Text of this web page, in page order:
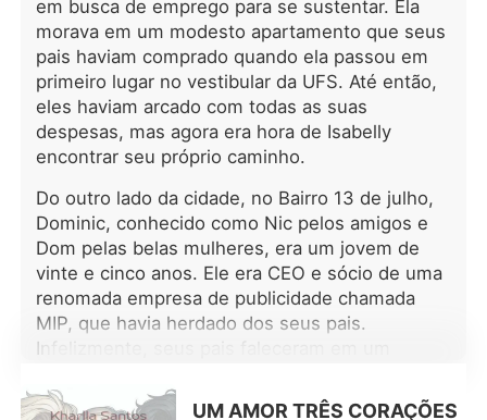
feridos. Ela estava por conta própria
há vários anos, tendo escapado de
sua antiga matilha e seguido seu
próprio caminho no mundo, com a
esperança de um dia retornar às suas
raízes e se tornar a médica mais
renomada. Warren Hill era um Alfa,
envolvido nas intermináveis guerras e
batalhas entre as matilhas. Ele era
jovem, forte e poderoso, mas por
causa dos conflitos incessantes,
nunca conseguiu encontrar sua
companheira. Um dia, enquanto Yara
dava liberdade à sua loba, se
para que membros de outras matilhas
em busca de emprego para se sustentar. Ela
morava em um modesto apartamento que seus
pais haviam comprado quando ela passou em
primeiro lugar no vestibular da UFS. Até então,
eles haviam arcado com todas as suas
despesas, mas agora era hora de Isabelly
encontrar seu próprio caminho.
Do outro lado da cidade, no Bairro 13 de julho,
Dominic, conhecido como Nic pelos amigos e
Dom pelas belas mulheres, era um jovem de
vinte e cinco anos. Ele era CEO e sócio de uma
renomada empresa de publicidade chamada
MIP, que havia herdado dos seus pais.
Infelizmente, seus pais faleceram em um
apenas doze anos. Desde então, seu tio Stefan
UM AMOR TRÊS CORAÇÕES